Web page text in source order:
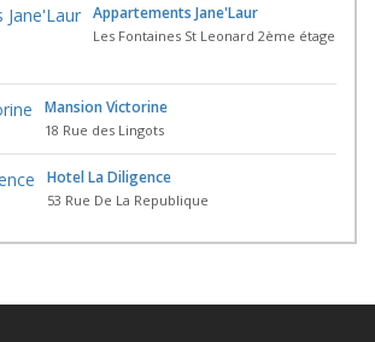
Appartements Jane'Laur
Les Fontaines St Leonard 2ème étage
Mansion Victorine
18 Rue des Lingots
Hotel La Diligence
53 Rue De La Republique